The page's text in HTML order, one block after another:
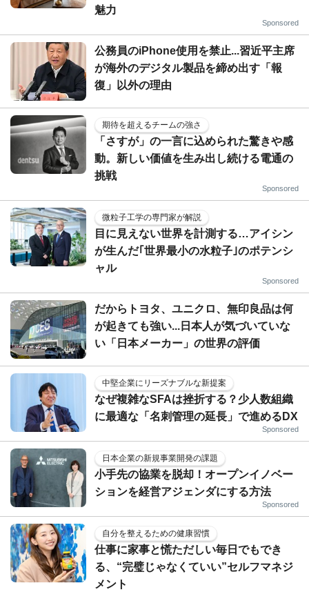
魅力
Sponsored
公務員のiPhone使用を禁止...習近平主席
が海外のデジタル製品を締め出す「報
復」以外の理由
期待を超えるチームの強さ
「さすが」の一言に込められた驚きや感
動。新しい価値を生み出し続ける電通の
挑戦
Sponsored
微粒子工学の専門家が解説
目に見えない世界を計測する…アイシン
が生んだ｢世界最小の水粒子｣のポテンシ
ャル
Sponsored
だからトヨタ、ユニクロ、無印良品は何
が起きても強い...日本人が気づいていな
い「日本メーカー」の世界の評価
中堅企業にリーズナブルな新提案
なぜ複雑なSFAは挫折する？少人数組織
に最適な「名刺管理の延長」で進めるDX
Sponsored
日本企業の新規事業開発の課題
小手先の協業を脱却！オープンイノベー
ションを経営アジェンダにする方法
Sponsored
自分を整えるための健康習慣
仕事に家事と慌ただしい毎日でもでき
る、“完璧じゃなくていい”セルフマネジ
メント